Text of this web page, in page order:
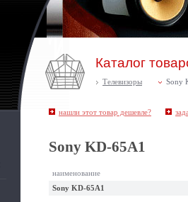
Каталог
Телевизоры Sony
нашли этот товар дешевле?
Sony KD-65A1
наименование
Sony KD-65A1